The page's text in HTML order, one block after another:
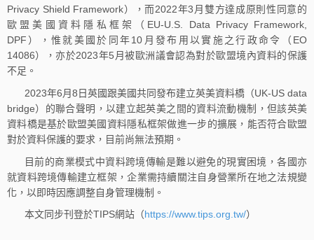
Privacy Shield Framework），而2022年3月雙方達成原則性同意的
歐盟美國資料隱私框架（EU-U.S. Data Privacy Framework,
DPF），惟就美國於同年10月發布用以實施之行政命令（EO
14086），亦於2023年5月被歐洲議會認為對於歐盟境內資料的保護
不足。
2023年6月8日英國跟美國共同發布建立英美資料橋（UK-US data
bridge）的聯合聲明，以建立起英美之間的資料流動機制，但該英美
資料橋是基於歐盟美國資料隱私框架做進一步的擴展，能否符合歐盟
對於資料保護的要求，目前尚無法預期。
目前的商業模式中資料跨境傳輸是難以避免的現實困境，各國亦
就資料跨境傳輸建立框架，企業需持續關注自身營業所在地之法規變
化，以即時因應調整自身管理機制。
本文同步刊登於TIPS網站（https://www.tips.org.tw/）